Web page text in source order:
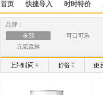
首页 快捷导入 时时特价
品牌：
全部
可口可乐
元気森林